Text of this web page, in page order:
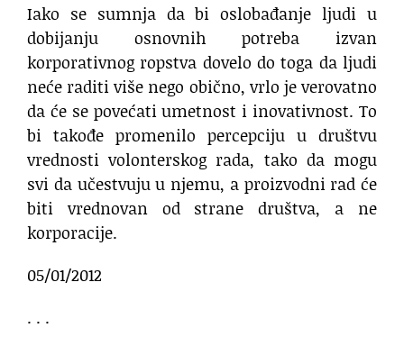
Iako se sumnja da bi oslobađanje ljudi u
dobijanju osnovnih potreba izvan
korporativnog ropstva dovelo do toga da ljudi
neće raditi više nego obično, vrlo je verovatno
da će se povećati umetnost i inovativnost. To
bi takođe promenilo percepciju u društvu
vrednosti volonterskog rada, tako da mogu
svi da učestvuju u njemu, a proizvodni rad će
biti vrednovan od strane društva, a ne
korporacije.
05/01/2012
. . .